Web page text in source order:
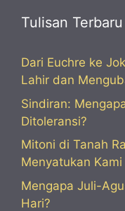
Tulisan Terbaru
Dari Euchre ke
Lahir dan
Sindiran:
Ditoleransi?
Mitoni di Tanah
Menyatukan
Mengapa Juli-
Hari?